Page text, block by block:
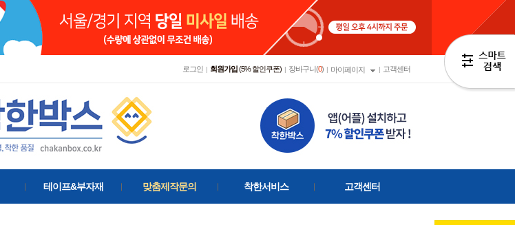
로그인 | 회원가입(5% 할인쿠폰) | 장바구니(0) | 마이페이지 | 고객센터
테이프&부자재 맞춤제작문의 착한서비스 고객센터